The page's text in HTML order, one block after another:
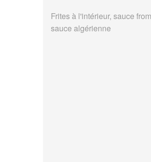
Frites à l'intérieur, sauce
sauce algérienne